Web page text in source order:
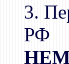
3.
РФ